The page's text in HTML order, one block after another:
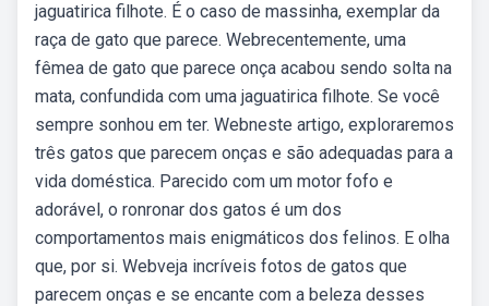
jaguatirica filhote. É o caso de massinha, exemplar da
raça de gato que parece. Webrecentemente, uma
fêmea de gato que parece onça acabou sendo solta na
mata, confundida com uma jaguatirica filhote. Se você
sempre sonhou em ter. Webneste artigo, exploraremos
três gatos que parecem onças e são adequadas para a
vida doméstica. Parecido com um motor fofo e
adorável, o ronronar dos gatos é um dos
comportamentos mais enigmáticos dos felinos. E olha
que, por si. Webveja incríveis fotos de gatos que
parecem onças e se encante com a beleza desses